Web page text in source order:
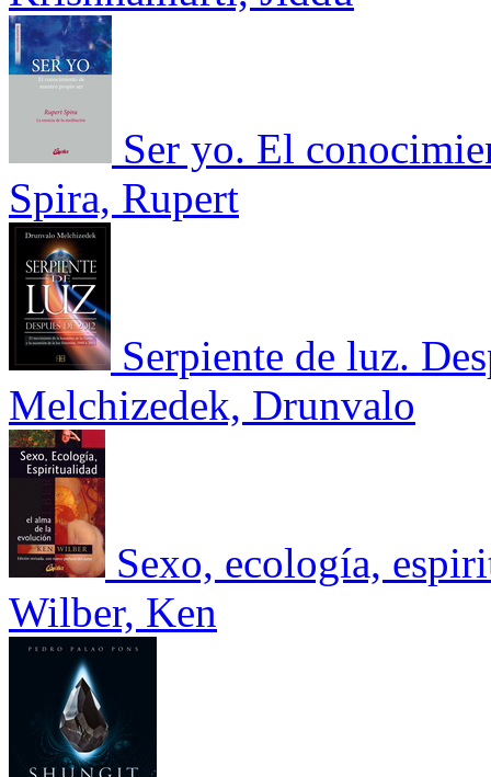
Ser yo. El
Spira, Rupert
Serpiente de luz.
Melchizedek, Drunvalo
Sexo, ecología,
Wilber, Ken